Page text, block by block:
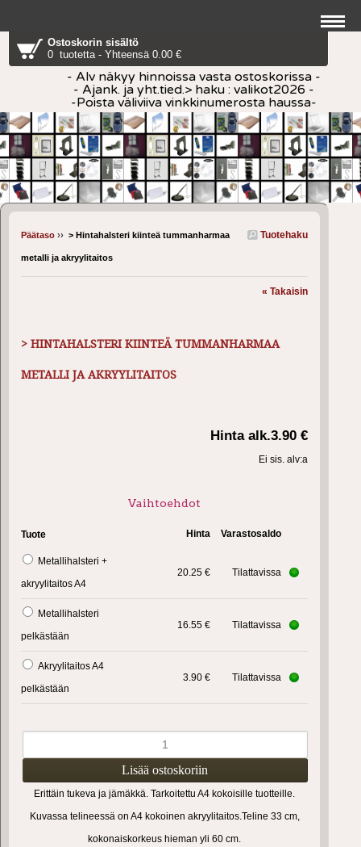
Ostoskorin sisältö
0 tuotetta - Yhteensä 0.00 €
- Alv näkyy hinnoissa vasta ostoskorissa -
- Ajank. ja yht.tied.> haku : valikot2026 -
-Poista väliviiva vinkkinumerosta haussa-
Tuotehaku
Päätaso ›› > Hintahalsteri kiinteä tummanharmaa
metalli ja akryylitaitos
« Takaisin
> HINTAHALSTERI KIINTEÄ TUMMANHARMAA
METALLI JA AKRYYLITAITOS
Hinta alk.3.90 €
Ei sis. alv:a
Vaihtoehdot
Tuote Hinta Varastosaldo
Metallihalsteri +
akryylitaitos A4
20.25 € Tilattavissa
Metallihalsteri
pelkästään
16.55 € Tilattavissa
Akryylitaitos A4
pelkästään
3.90 € Tilattavissa
Erittäin tukeva ja jämäkkä. Tarkoitettu A4 kokoisille tuotteille.
Kuvassa telineessä on A4 kokoinen akryylitaitos.Teline 33 cm,
kokonaiskorkeus hieman yli 60 cm.